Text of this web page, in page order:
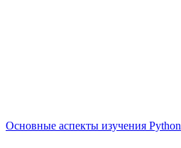
Основные аспекты изучения Python